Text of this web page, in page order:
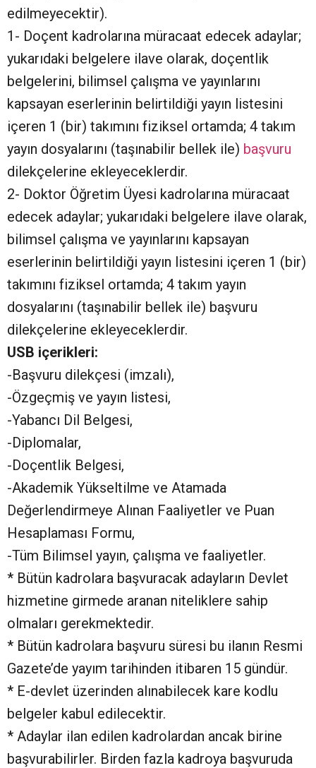
edilmeyecektir).
1- Doçent kadrolarına müracaat edecek adaylar;
yukarıdaki belgelere ilave olarak, doçentlik
belgelerini, bilimsel çalışma ve yayınlarını
kapsayan eserlerinin belirtildiği yayın listesini
içeren 1 (bir) takımını fiziksel ortamda; 4 takım
yayın dosyalarını (taşınabilir bellek ile) başvuru
dilekçelerine ekleyeceklerdir.
2- Doktor Öğretim Üyesi kadrolarına müracaat
edecek adaylar; yukarıdaki belgelere ilave olarak,
bilimsel çalışma ve yayınlarını kapsayan
eserlerinin belirtildiği yayın listesini içeren 1 (bir)
takımını fiziksel ortamda; 4 takım yayın
dosyalarını (taşınabilir bellek ile) başvuru
dilekçelerine ekleyeceklerdir.
USB içerikleri:
-Başvuru dilekçesi (imzalı),
-Özgeçmiş ve yayın listesi,
-Yabancı Dil Belgesi,
-Diplomalar,
-Doçentlik Belgesi,
-Akademik Yükseltilme ve Atamada
Değerlendirmeye Alınan Faaliyetler ve Puan
Hesaplaması Formu,
-Tüm Bilimsel yayın, çalışma ve faaliyetler.
* Bütün kadrolara başvuracak adayların Devlet
hizmetine girmede aranan niteliklere sahip
olmaları gerekmektedir.
* Bütün kadrolara başvuru süresi bu ilanın Resmi
Gazete’de yayım tarihinden itibaren 15 gündür.
* E-devlet üzerinden alınabilecek kare kodlu
belgeler kabul edilecektir.
* Adaylar ilan edilen kadrolardan ancak birine
başvurabilirler. Birden fazla kadroya başvuruda